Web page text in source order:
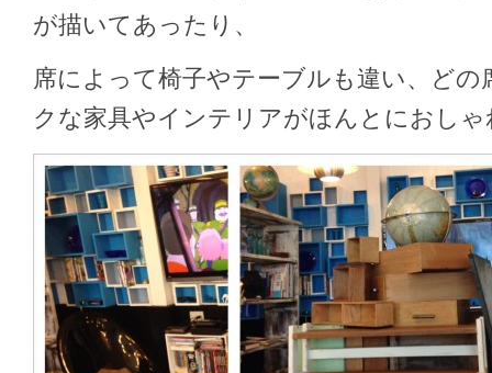
が描いてあったり、
席によって椅子やテーブルも違い、どの
クな家具やインテリアがほんとにおしゃ